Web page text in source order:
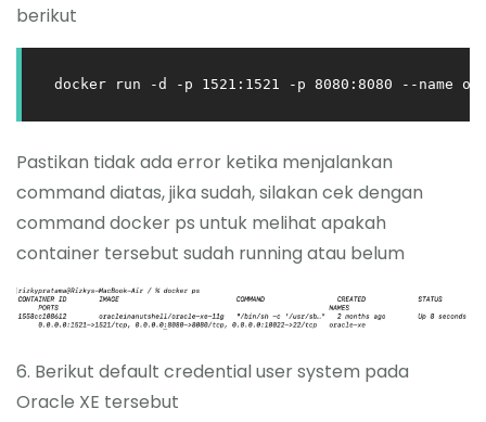
berikut
docker run -d -p 1521:1521 -p 8080:8080 --name oracle-
Pastikan tidak ada error ketika menjalankan
command diatas, jika sudah, silakan cek dengan
command docker ps untuk melihat apakah
container tersebut sudah running atau belum
6. Berikut default credential user system pada
Oracle XE tersebut